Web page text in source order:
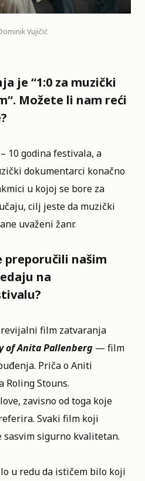
Vujičić
je “1:0 za muzički
Možete li nam reći
10 godina festivala, a
dokumentarci konačno
u kojoj se bore za
cilj jeste da muzički
uvaženi žanr.
preporučili našim
na
film zatvaranja
of Anita Pallenberg — film
Priča o Aniti
Roling Stouns.
zavisno od toga koje
Svaki film koji
sigurno kvalitetan.
u redu da ističem bilo koji